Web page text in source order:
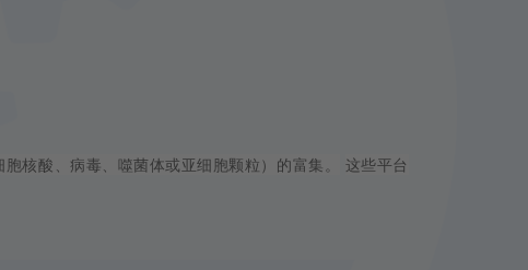
核酸、病毒、噬菌体或亚细胞颗粒）的富集。
这些平台